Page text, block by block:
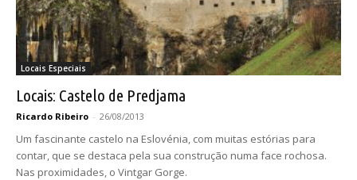
Locais Especiais
Locais: Castelo de Predjama
Ricardo Ribeiro - 26/08/2013
Um fascinante castelo na Eslovénia, com muitas estórias para
contar, que se destaca pela sua construção numa face rochosa.
Nas proximidades, o Vintgar Gorge.